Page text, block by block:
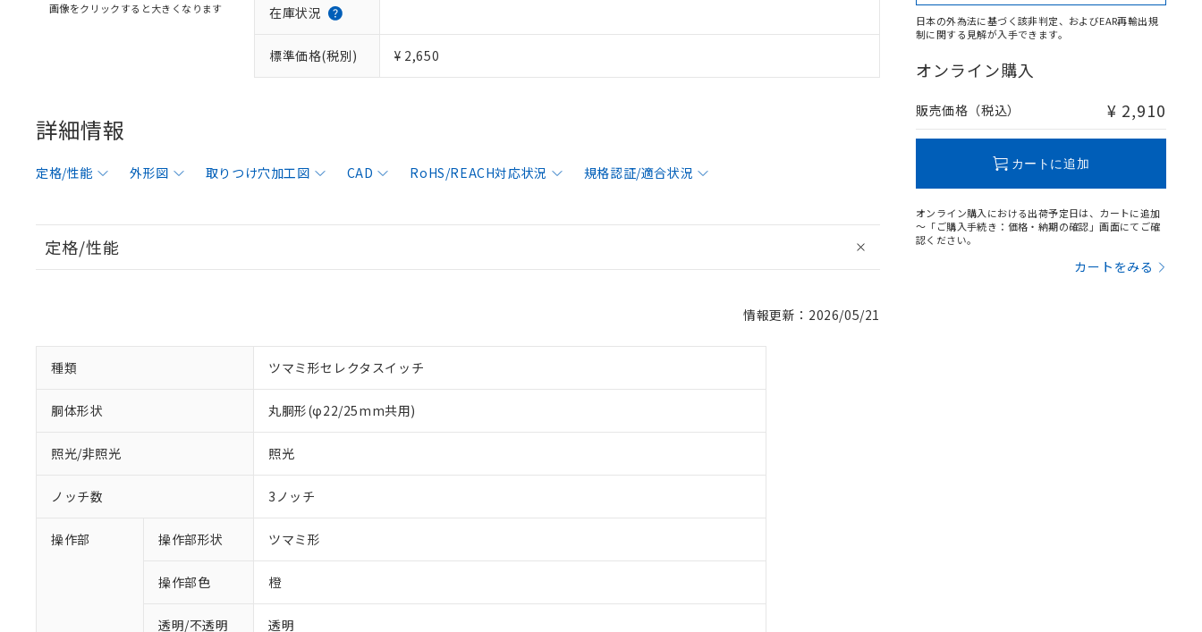
画像をクリックすると大きくなります 在庫状況
標準価格(税別) ¥ 2,650
詳細情報
定格/性能 外形図 取りつけ穴加工図 CAD RoHS/REACH対応状況 規格認証/適合状況
定格/性能
情報更新：2026/05/21
種類 ツマミ形セレクタスイッチ
胴体形状 丸胴形(φ22/25mm共用)
照光/非照光 照光
ノッチ数 3ノッチ
操作部 操作部形状 ツマミ形
操作部色 橙
透明/不透明 透明
日本の外為法に基づく該非判定、およびEAR再輸出規
制に関する見解が入手できます。
オンライン購入
販売価格（税込） ¥ 2,910
カートに追加
オンライン購入における出荷予定日は、カートに追加
～「ご購入手続き：価格・納期の確認」画面にてご確
認ください。
カートをみる